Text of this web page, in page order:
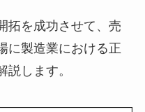
拓を成功させて、売
に製造業における正
説します。